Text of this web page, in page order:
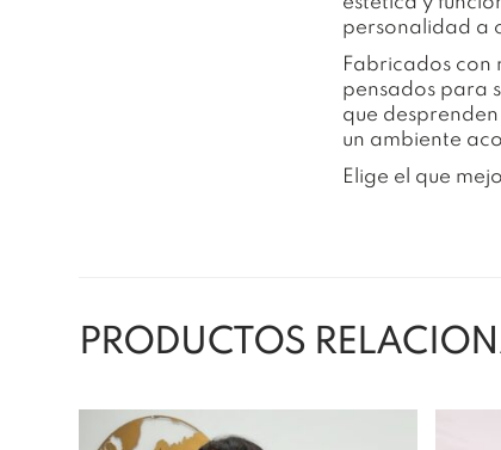
personalidad a
Fabricados con
pensados para
que
un ambiente
Elige el que
PRODUCTOS